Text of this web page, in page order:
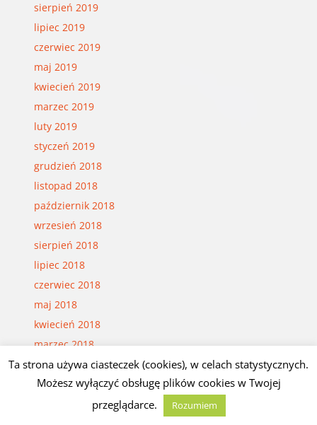
sierpień 2019
lipiec 2019
czerwiec 2019
maj 2019
kwiecień 2019
marzec 2019
luty 2019
styczeń 2019
grudzień 2018
listopad 2018
październik 2018
wrzesień 2018
sierpień 2018
lipiec 2018
czerwiec 2018
maj 2018
kwiecień 2018
marzec 2018
luty 2018
styczeń 2018
grudzień 2017
Ta strona używa ciasteczek (cookies), w celach statystycznych.
Możesz wyłączyć obsługę plików cookies w Twojej
przeglądarce.
Rozumiem